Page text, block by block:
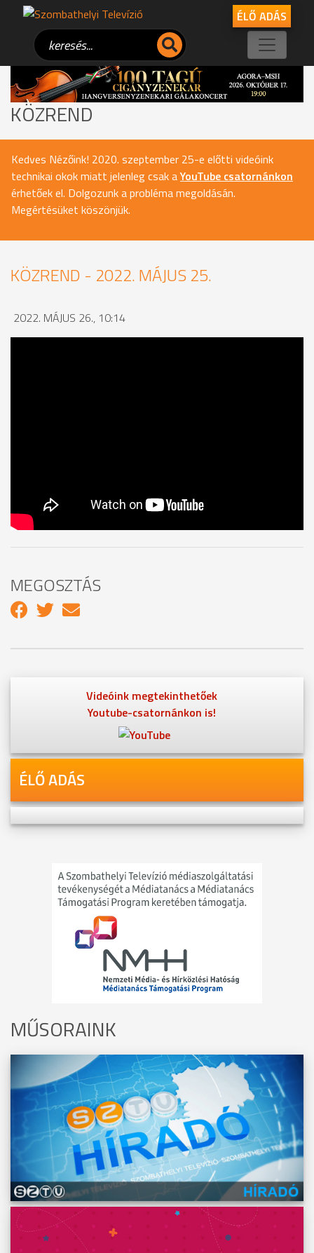
ÉLŐ ADÁS
KÖZREND
Kedves Nézőink! 2020. szeptember 25-e előtti videóink
technikai okok miatt jelenleg csak aYouTube csatornánkon
érhetőek el. Dolgozunk a probléma megoldásán.
Megértésüket köszönjük.
KÖZREND - 2022. MÁJUS 25.
2022. MÁJUS 26., 10:14
MEGOSZTÁS
Videóink megtekinthetőek
Youtube-csatornánkon is!
ÉLŐ ADÁS
MŰSORAINK